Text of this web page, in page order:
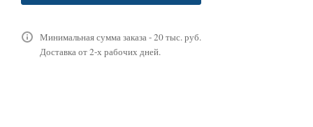
Минимальная сумма заказа - 20 тыс. руб.
Доставка от 2-х рабочих дней.